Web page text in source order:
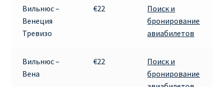
РАЙАНЭЙР НА РУССКОМ | КНФТФШК
Регистрация ребенка на рейс RYANAIR
Вильнюс –
Венеция
Тревизо
€22
Поиск и
бронирование
авиабилетов
Вильнюс –
Вена
€22
Поиск и
бронирование